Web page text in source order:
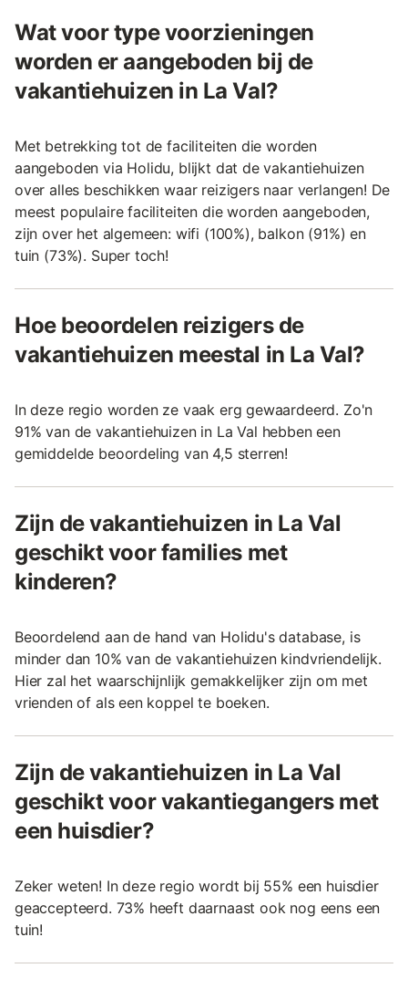
Wat voor type voorzieningen
worden er aangeboden bij de
vakantiehuizen in La Val?
Met betrekking tot de faciliteiten die worden
aangeboden via Holidu, blijkt dat de vakantiehuizen
over alles beschikken waar reizigers naar verlangen! De
meest populaire faciliteiten die worden aangeboden,
zijn over het algemeen: wifi (100%), balkon (91%) en
tuin (73%). Super toch!
Hoe beoordelen reizigers de
vakantiehuizen meestal in La Val?
In deze regio worden ze vaak erg gewaardeerd. Zo'n
91% van de vakantiehuizen in La Val hebben een
gemiddelde beoordeling van 4,5 sterren!
Zijn de vakantiehuizen in La Val
geschikt voor families met
kinderen?
Beoordelend aan de hand van Holidu's database, is
minder dan 10% van de vakantiehuizen kindvriendelijk.
Hier zal het waarschijnlijk gemakkelijker zijn om met
vrienden of als een koppel te boeken.
Zijn de vakantiehuizen in La Val
geschikt voor vakantiegangers met
een huisdier?
Zeker weten! In deze regio wordt bij 55% een huisdier
geaccepteerd. 73% heeft daarnaast ook nog eens een
tuin!